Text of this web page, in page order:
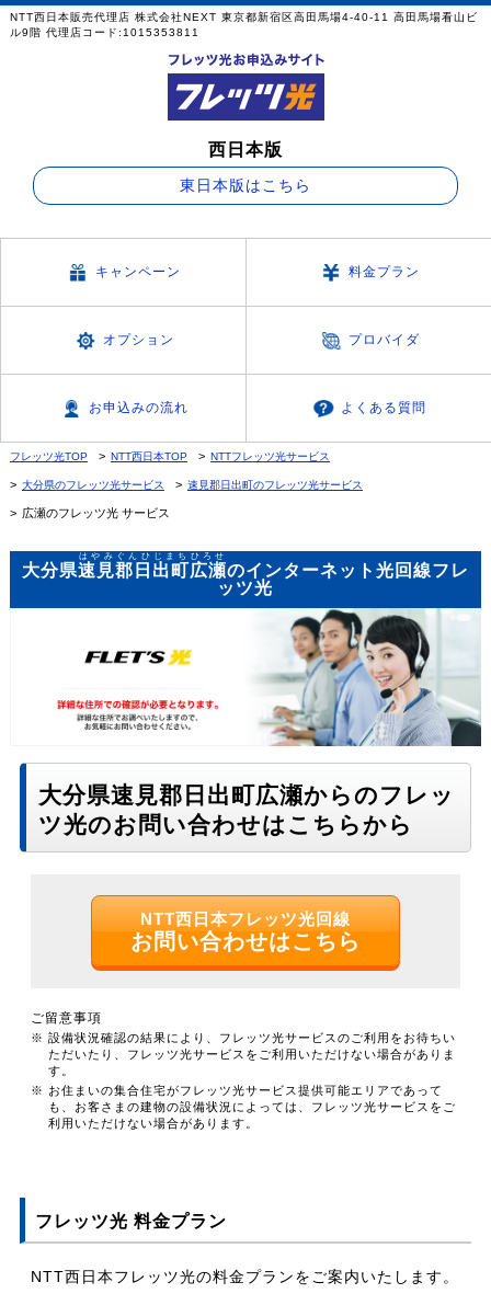
NTT西日本販売代理店 株式会社NEXT 東京都新宿区高田馬場4-40-11 高田馬場看山ビ
ル9階 代理店コード:1015353811
西日本版
東日本版はこちら
キャンペーン 料金プラン
オプション プロバイダ
お申込みの流れ よくある質問
フレッツ光TOP NTT西日本TOP NTTフレッツ光サービス
大分県のフレッツ光サービス 速見郡日出町のフレッツ光サービス
広瀬のフレッツ光 サービス
大分県速見郡日出町広瀬
はやみぐんひじまちひろせ
のインターネット光回線フレ
ッツ光
大分県速見郡日出町広瀬からのフレッ
ツ光のお問い合わせはこちらから
NTT西日本フレッツ光回線
お問い合わせはこちら
ご留意事項
※ 設備状況確認の結果により、フレッツ光サービスのご利用をお待ちい
ただいたり、フレッツ光サービスをご利用いただけない場合がありま
す。
※ お住まいの集合住宅がフレッツ光サービス提供可能エリアであって
も、お客さまの建物の設備状況によっては、フレッツ光サービスをご
利用いただけない場合があります。
フレッツ光 料金プラン
NTT西日本フレッツ光の料金プランをご案内いたします。